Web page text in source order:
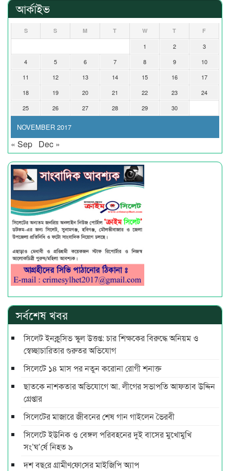
আর্কাইভ
NOVEMBER 2017
S S M T W T F
1 2
3
4
5 6 7 8 9
10
11
12 13 14 15 16
17
18
19 20 21 22 23
24
25
26 27 28 29 30
« Sep Dec »
সর্বশেষ খবর
সিলেট ইনক্লুসিভ স্কুল উত্তপ্ত: চার শিক্ষকের বিরুদ্ধে অনিয়ম ও
স্বেচ্ছাচারিতার গুরুতর অভিযোগ
সিলেটে ১৪ মাস পর নতুন করোনা রোগী শনাক্ত
ছাতকে নাশকতার অভিযোগে আ. লীগের সভাপ‌তি আফতাব উদ্দিন
গ্রেপ্তার
সিলেটের মাজারে জীবনের শেষ গান গাইলেন ভৈরবী
সিলেটে ইউনিক ও বেঙ্গল পরিবহনের দুই বাসের মুখোমুখি
সং’ঘ’র্ষে নিহত ৯
দশ বছ‌রে গ্রামীণ‌ফো‌সের মাইজিপি অ্যাপ